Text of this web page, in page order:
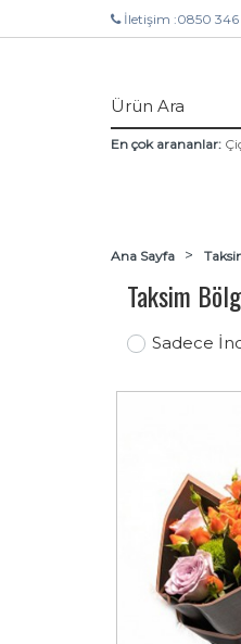
İletişim :0850 346
En çok arananlar:
Ana Sayfa
Taksim
Sadece